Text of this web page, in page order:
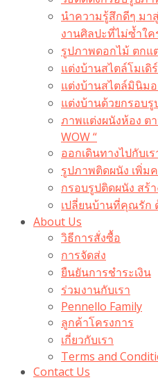
นำความรู้สึกดีๆ ม
งานศิลปะที่ไม่ซ้ำใค
รูปภาพดอกไม้ ตกแ
แต่งบ้านสไตล์โมเดิ
แต่งบ้านสไตล์มินิม
แต่งบ้านด้วยกรอบ
ภาพแต่งผนังห้อง ต
WOW “
ออกเดินทางไปกับเ
รูปภาพติดผนัง เพิ่
กรอบรูปติดผนัง สร้
เปลี่ยนบ้านที่คุณรัก
About Us
วิธีการสั่งซื้อ
การจัดส่ง
ยืนยันการชำระเงิน
ร่วมงานกับเรา
Pennello Family
ลูกค้าโครงการ
เกี่ยวกับเรา
Terms and
Contact Us